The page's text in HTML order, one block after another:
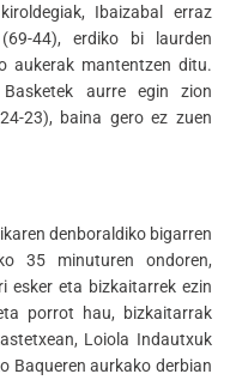
Ibaizabal erraz
44), erdiko bi laurden
aukerak mantentzen ditu.
aurre egin zion
23), baina gero ez zuen
denboraldiko bigarren
35 minuturen ondoren,
esker eta bizkaitarrek ezin
porrot hau, bizkaitarrak
Loiola Indautxuk
Baqueren aurkako derbian